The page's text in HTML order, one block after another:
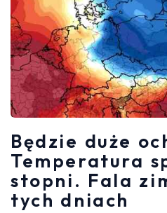
Będzie duże
Temperatura
stopni. Fala
tych dniach